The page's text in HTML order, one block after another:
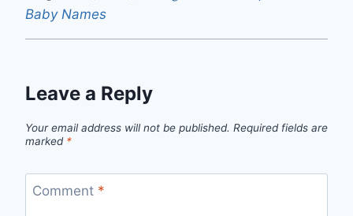
Baby Names
Leave a Reply
Your email address will not be published. Required fields are
marked *
Comment *